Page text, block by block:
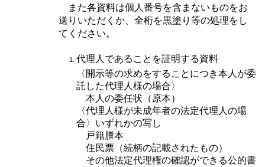
また各資料は個人番号を含まないものをお
送りいただくか、全桁を黒塗り等の処理をし
てください。
代理人であることを証明する資料
〈開示等の求めをすることにつき本人が委
託した代理人様の場合〉
本人の委任状（原本）
〈代理人様が未成年者の法定代理人の場
合〉いずれかの写し
戸籍謄本
住民票（続柄の記載されたもの）
その他法定代理権の確認ができる公的書